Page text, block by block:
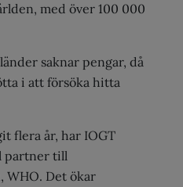
med över 100 000
saknar pengar, då
i att försöka hitta
flera år, har IOGT
partner till
WHO. Det ökar